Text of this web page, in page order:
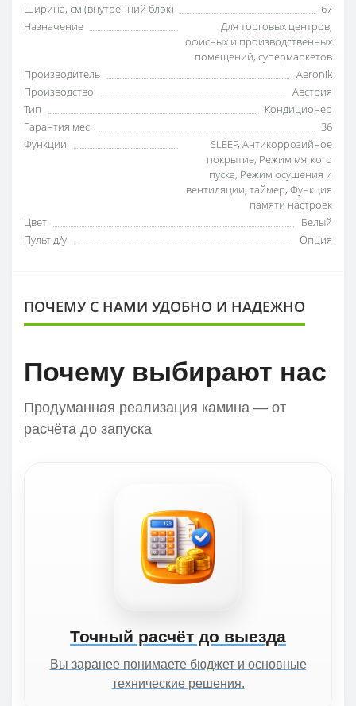
Ширина, см (внутренний блок)
67
Назначение
Для торговых центров,
офисных и производственных
помещений, супермаркетов
Производитель
Aeronik
Производство
Австрия
Тип
Кондиционер
Гарантия мес.
36
Функции
SLEEP, Антикоррозийное
покрытие, Режим мягкого
пуска, Режим осушения и
вентиляции, таймер, Функция
памяти настроек
Цвет
Белый
Пульт д/у
Опция
ПОЧЕМУ С НАМИ УДОБНО И НАДЕЖНО
Почему выбирают нас
Продуманная реализация камина — от
расчёта до запуска
Точный расчёт до выезда
Вы заранее понимаете бюджет и основные
технические решения.